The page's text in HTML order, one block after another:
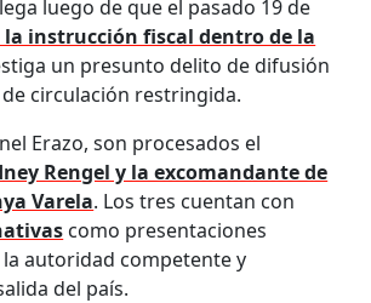
luego de que el pasado 19 de
instrucción fiscal dentro de la
un presunto delito de difusión
circulación restringida.
Erazo, son procesados el
Rengel y la excomandante de
Varela. Los tres cuentan con
como presentaciones
autoridad competente y
del país.